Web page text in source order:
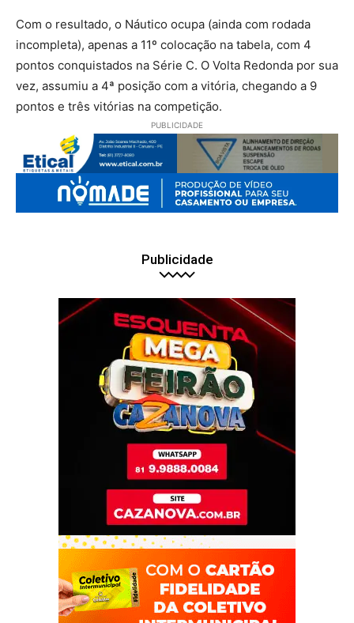
Com o resultado, o Náutico ocupa (ainda com rodada
incompleta), apenas a 11º colocação na tabela, com 4
pontos conquistados na Série C. O Volta Redonda por sua
vez, assumiu a 4ª posição com a vitória, chegando a 9
pontos e três vitórias na competição.
PUBLICIDADE
Publicidade